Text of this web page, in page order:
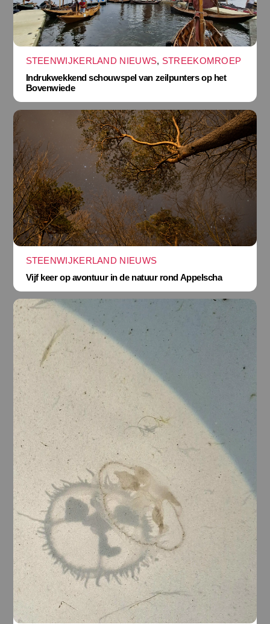
STEENWIJKERLAND NIEUWS, STREEKOMROEP
Indrukwekkend schouwspel van zeilpunters op het
Bovenwiede
STEENWIJKERLAND NIEUWS
Vijf keer op avontuur in de natuur rond Appelscha